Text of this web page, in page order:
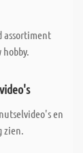
assortiment
en
zien.